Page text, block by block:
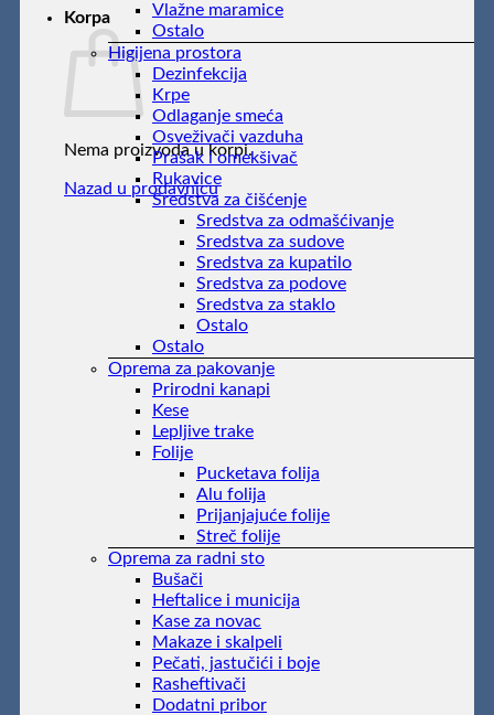
Korpa
Nema proizvoda u korpi.
Nazad u prodavnicu
Vlažne maramice
Ostalo
Higijena prostora
Dezinfekcija
Krpe
Odlaganje smeća
Osveživači vazduha
Prašak i omekšivač
Rukavice
Sredstva za čišćenje
Sredstva za odmašćivanje
Sredstva za sudove
Sredstva za kupatilo
Sredstva za podove
Sredstva za staklo
Ostalo
Ostalo
Oprema za pakovanje
Prirodni kanapi
Kese
Lepljive trake
Folije
Pucketava folija
Alu folija
Prijanjajuće folije
Streč folije
Oprema za radni sto
Bušači
Heftalice i municija
Kase za novac
Makaze i skalpeli
Pečati, jastučići i boje
Rasheftivači
Dodatni pribor